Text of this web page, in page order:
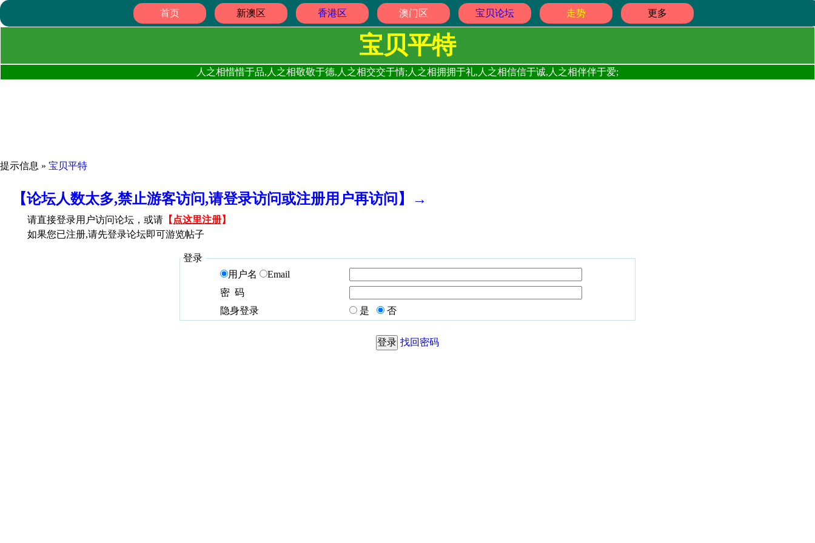
首页 新澳区 香港区 澳门区 宝贝论坛 走势 更多
宝贝平特
人之相惜惜于品,人之相敬敬于德,人之相交交于情;人之相拥拥于礼,人之相信信于诚,人之相伴伴于爱;
提示信息 » 宝贝平特
【论坛人数太多,禁止游客访问,请登录访问或注册用户再访问】→
请直接登录用户访问论坛，或请 【 点这里注册】
如果您已注册,请先登录论坛即可游览帖子
登录
用户名
Email
密 码
隐身登录
是 否
找回密码